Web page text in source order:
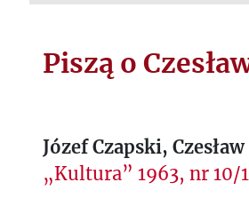
Piszą o
Józef Czapski,
„Kultura” 1963, nr 10/